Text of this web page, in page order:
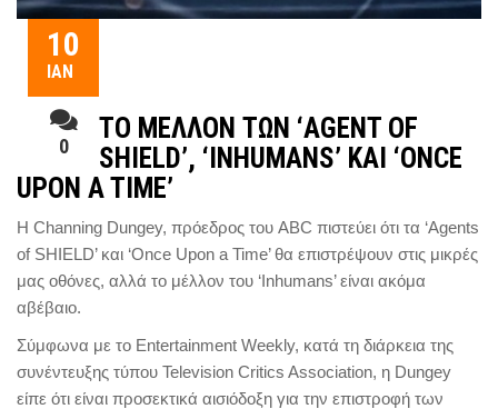
10
ΙΑΝ
0
ΤΟ ΜΕΛΛΟΝ ΤΩΝ ‘AGENT OF
SHIELD’, ‘INHUMANS’ ΚΑΙ ‘ONCE
UPON A TIME’
Η Channing Dungey, πρόεδρος του ABC πιστεύει ότι τα ‘Agents
of SHIELD’ και ‘Once Upon a Time’ θα επιστρέψουν στις μικρές
μας οθόνες, αλλά το μέλλον του ‘Inhumans’ είναι ακόμα
αβέβαιο.
Σύμφωνα με το Entertainment Weekly, κατά τη διάρκεια της
συνέντευξης τύπου Television Critics Association, η Dungey
είπε ότι είναι προσεκτικά αισιόδοξη για την επιστροφή των